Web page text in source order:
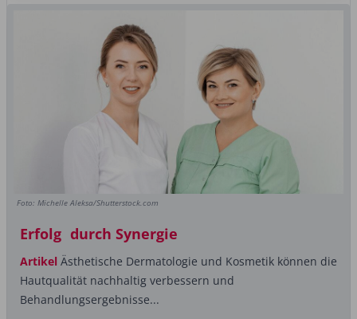
Foto: Michelle Aleksa/Shutterstock.com
Erfolg durch Synergie
Artikel Ästhetische Dermatologie und Kosmetik können die
Hautqualität nachhaltig verbessern und
Behandlungsergebnisse...